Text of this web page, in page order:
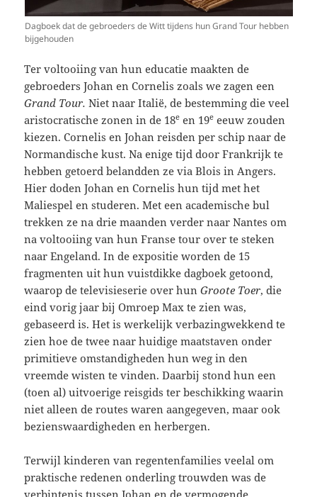
Dagboek dat de gebroeders de Witt tijdens hun Grand Tour hebben
bijgehouden
Ter voltooiing van hun educatie maakten de
gebroeders Johan en Cornelis zoals we zagen een
Grand Tour.Niet naar Italië, de bestemming die veel
aristocratische zonen in de 18e en 19e eeuw zouden
kiezen. Cornelis en Johan reisden per schip naar de
Normandische kust. Na enige tijd door Frankrijk te
hebben getoerd belandden ze via Blois in Angers.
Hier doden Johan en Cornelis hun tijd met het
Maliespel en studeren. Met een academische bul
trekken ze na drie maanden verder naar Nantes om
na voltooiing van hun Franse tour over te steken
naar Engeland. In de expositie worden de 15
fragmenten uit hun vuistdikke dagboek getoond,
waarop de televisieserie over hunGroote Toer, die
eind vorig jaar bij Omroep Max te zien was,
gebaseerd is. Het is werkelijk verbazingwekkend te
zien hoe de twee naar huidige maatstaven onder
primitieve omstandigheden hun weg in den
vreemde wisten te vinden. Daarbij stond hun een
(toen al) uitvoerige reisgids ter beschikking waarin
niet alleen de routes waren aangegeven, maar ook
bezienswaardigheden en herbergen.
Terwijl kinderen van regentenfamilies veelal om
praktische redenen onderling trouwden was de